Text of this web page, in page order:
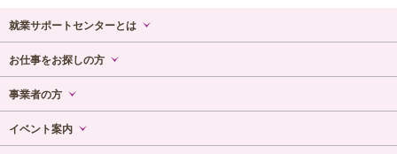
就業サポートセンターとは
センター概要
ご利用ガイド
センター内マップ
各種相談コーナー
お仕事をお探しの方
ハローワークによる支援
民間事業者による支援
あいワークについて
事業者の方
高齢者雇用について
イベント案内